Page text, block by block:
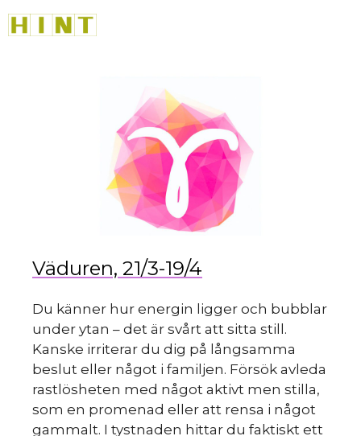
till
Väduren, 21/3-19/4
Du känner hur energin ligger och bubblar
under ytan – det är svårt att sitta still.
Kanske irriterar du dig på långsamma
beslut eller något i familjen. Försök avleda
rastlösheten med något aktivt men stilla,
som en promenad eller att rensa i något
gammalt. I tystnaden hittar du faktiskt ett